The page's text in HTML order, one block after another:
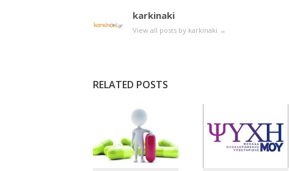
karkinaki
View all posts by karkinaki →
RELATED POSTS